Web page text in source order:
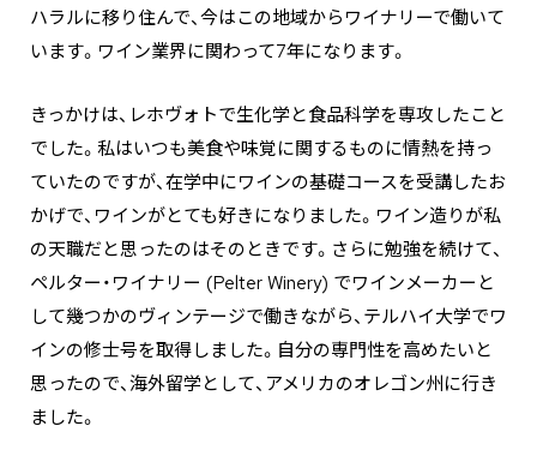
ハラルに移り住んで、今はこの地域からワイナリーで働いて
います。ワイン業界に関わって7年になります。
きっかけは、レホヴォトで生化学と食品科学を専攻したこと
でした。私はいつも美食や味覚に関するものに情熱を持っ
ていたのですが、在学中にワインの基礎コースを受講したお
かげで、ワインがとても好きになりました。ワイン造りが私
の天職だと思ったのはそのときです。さらに勉強を続けて、
ペルター・ワイナリー (Pelter Winery) でワインメーカーと
して幾つかのヴィンテージで働きながら、テルハイ大学でワ
インの修士号を取得しました。自分の専門性を高めたいと
思ったので、海外留学として、アメリカのオレゴン州に行き
ました。